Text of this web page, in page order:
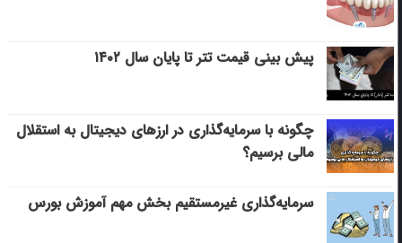
پیش بینی قیمت تتر تا پایان سال ۱۴۰۲
چگونه با سرمایه‌گذاری در ارزهای دیجیتال به استقلال
مالی برسیم؟
سرمایه‌گذاری غیرمستقیم بخش مهم آموزش بورس